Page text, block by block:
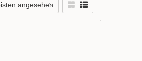
angesehen